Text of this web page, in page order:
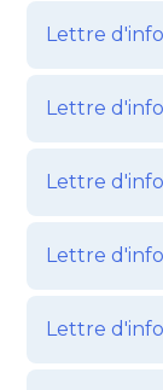
Lettre
Lettre
Lettre
Lettre
Lettre